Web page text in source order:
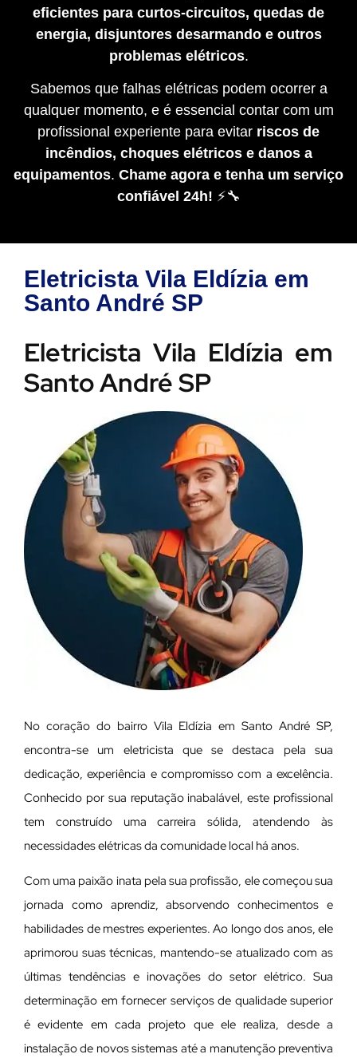
eficientes para curtos-circuitos, quedas de
energia, disjuntores desarmando e outros
problemas elétricos.
Sabemos que falhas elétricas podem ocorrer a
qualquer momento, e é essencial contar com um
profissional experiente para evitar riscos de
incêndios, choques elétricos e danos a
equipamentos. Chame agora e tenha um serviço
confiável 24h! ⚡🔧
Eletricista Vila Eldízia em
Santo André SP
Eletricista Vila Eldízia em
Santo André SP
No coração do bairro Vila Eldízia em Santo André SP,
encontra-se um eletricista que se destaca pela sua
dedicação, experiência e compromisso com a excelência.
Conhecido por sua reputação inabalável, este profissional
tem construído uma carreira sólida, atendendo às
necessidades elétricas da comunidade local há anos.
Com uma paixão inata pela sua profissão, ele começou sua
jornada como aprendiz, absorvendo conhecimentos e
habilidades de mestres experientes. Ao longo dos anos, ele
aprimorou suas técnicas, mantendo-se atualizado com as
últimas tendências e inovações do setor elétrico. Sua
determinação em fornecer serviços de qualidade superior
é evidente em cada projeto que ele realiza, desde a
instalação de novos sistemas até a manutenção preventiva